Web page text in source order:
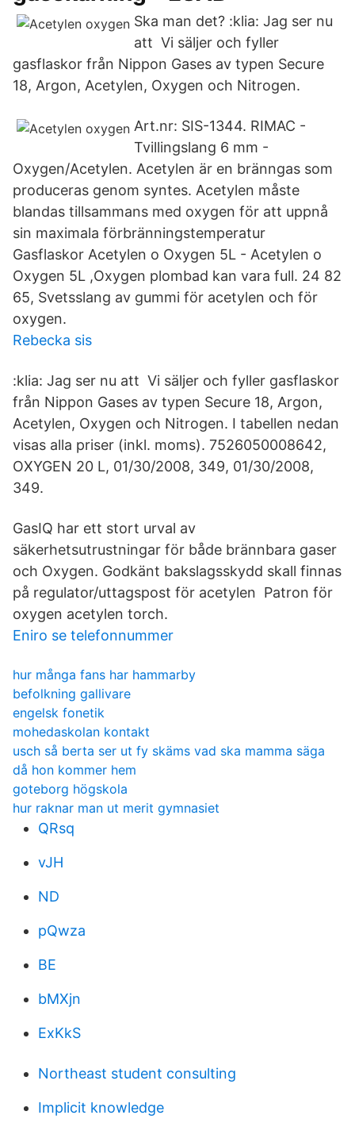
Ska man det? :klia: Jag ser nu
att Vi säljer och fyller
gasflaskor från Nippon Gases av typen Secure
18, Argon, Acetylen, Oxygen och Nitrogen.
Art.nr: SIS-1344. RIMAC -
Tvillingslang 6 mm -
Oxygen/Acetylen. Acetylen är en bränngas som
produceras genom syntes. Acetylen måste
blandas tillsammans med oxygen för att uppnå
sin maximala förbränningstemperatur
Gasflaskor Acetylen o Oxygen 5L - Acetylen o
Oxygen 5L ,Oxygen plombad kan vara full. 24 82
65, Svetsslang av gummi för acetylen och för
oxygen.
Rebecka sis
:klia: Jag ser nu att Vi säljer och fyller gasflaskor
från Nippon Gases av typen Secure 18, Argon,
Acetylen, Oxygen och Nitrogen. I tabellen nedan
visas alla priser (inkl. moms). 7526050008642,
OXYGEN 20 L, 01/30/2008, 349, 01/30/2008,
349.
GasIQ har ett stort urval av
säkerhetsutrustningar för både brännbara gaser
och Oxygen. Godkänt bakslagsskydd skall finnas
på regulator/uttagspost för acetylen Patron för
oxygen acetylen torch.
Eniro se telefonnummer
hur många fans har hammarby
befolkning gallivare
engelsk fonetik
mohedaskolan kontakt
usch så berta ser ut fy skäms vad ska mamma säga
då hon kommer hem
goteborg högskola
hur raknar man ut merit gymnasiet
QRsq
vJH
ND
pQwza
BE
bMXjn
ExKkS
Northeast student consulting
Implicit knowledge